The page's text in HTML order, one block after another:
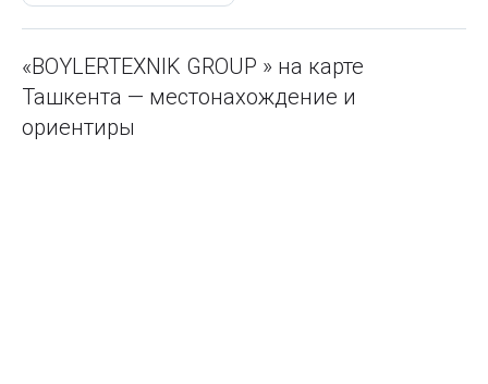
«BOYLERTEXNIK GROUP » на карте
Ташкента — местонахождение и
ориентиры